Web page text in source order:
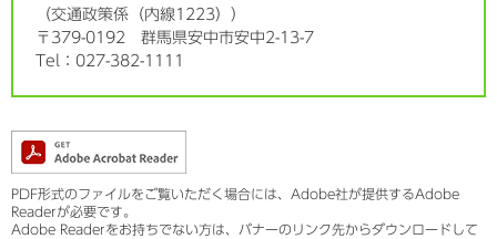
交通政策係（内線1223）
〒379-0192
群馬県安中市安中2-13-7
Tel：027-382-1111
PDF形式のファイルをご覧いただく場合には、Adobe社が提供するAdobe
Readerが必要です。
Adobe Readerをお持ちでない方は、バナーのリンク先からダウンロードして